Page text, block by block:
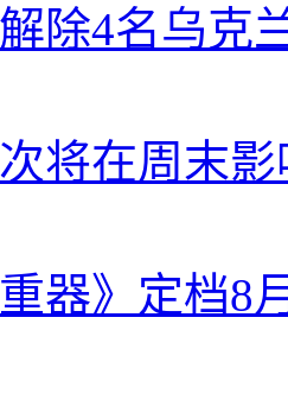
除4名乌克
将在周末
器》定档8